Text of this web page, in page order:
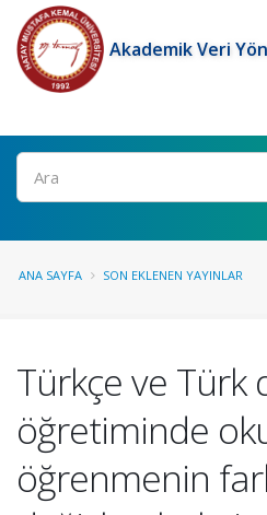
Akademik Veri
Ara
ANA SAYFA SON EKLENEN YAYINLAR
Türkçe ve Türk
öğretiminde
öğrenmenin